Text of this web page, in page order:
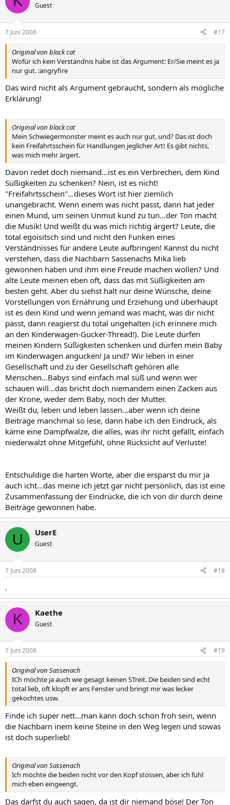
Guest
7 Juni 2008 #17
Original von black cat
Wofür ich kein Verständnis habe ist das Argument: Er/Sie meint es ja
nur gut. :angryfire
Das wird nicht als Argument gebraucht, sondern als mögliche
Erklärung!
Original von black cat
Mein Schwiegermonster meint es auch nur gut, und? Das ist doch
kein Freifahrtsschein für Handlungen jeglicher Art! Es gibt nichts,
was mich mehr ärgert.
Davon redet doch niemand...ist es ein Verbrechen, dem Kind
Süßigkeiten zu schenken? Nein, ist es nicht!
"Freifahrtsschein"...dieses Wort ist hier ziemlich
unangebracht. Wenn einem was nicht passt, dann hat jeder
einen Mund, um seinen Unmut kund zu tun...der Ton macht
die Musik! Und weißt du was mich richtig ärgert? Leute, die
total egoisitsch sind und nicht den Funken eines
Verständnisses für andere Leute aufbringen! Kannst du nicht
verstehen, dass die Nachbarn Sassenachs Mika lieb
gewonnen haben und ihm eine Freude machen wollen? Und
alte Leute meinen eben oft, dass das mit Süßigkeiten am
besten geht. Aber du siehst halt nur deine Wünsche, deine
Vorstellungen von Ernährung und Erziehung und überhaupt
ist es dein Kind und wenn jemand was macht, was dir nicht
passt, dann reagierst du total ungehalten (ich erinnere mich
an den Kinderwagen-Gucker-Thread!). Die Leute dürfen
meinen Kindern Süßigkeiten schenken und dürfen mein Baby
im Kinderwagen angucken! Ja und? Wir leben in einer
Gesellschaft und zu der Gesellschaft gehören alle
Menschen...Babys sind einfach mal süß und wenn wer
schauen will...das bricht doch niemandem einen Zacken aus
der Krone, weder dem Baby, noch der Mutter.
Weißt du, leben und leben lassen...aber wenn ich deine
Beiträge manchmal so lese, dann habe ich den Eindruck, als
käme eine Dampfwalze, die alles, was ihr nicht gefällt, einfach
niederwalzt ohne Mitgefühl, ohne Rücksicht auf Verluste!
Entschuldige die harten Worte, aber die ersparst du mir ja
auch icht...das meine ich jetzt gar nicht persönlich, das ist eine
Zusammenfassung der Eindrücke, die ich von dir durch deine
Beiträge gewonnen habe.
U UserE
Guest
7 Juni 2008 #18
.
K Kaethe
Guest
7 Juni 2008 #19
Original von Sassenach
ICh möchte ja auch wie gesagt keinen STreit. Die beiden sind echt
total lieb, oft klopft er ans Fenster und bringt mir was lecker
gekochtes usw.
Finde ich super nett...man kann doch schon froh sein, wenn
die Nachbarn inem keine Steine in den Weg legen und sowas
ist doch superlieb!
Original von Sassenach
Ich möchte die beiden nicht vor den Kopf stossen, aber ich fühl
mich eben eingeengt.
Das darfst du auch sagen, da ist dir niemand böse! Der Ton